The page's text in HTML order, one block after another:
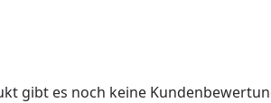
gibt es noch keine